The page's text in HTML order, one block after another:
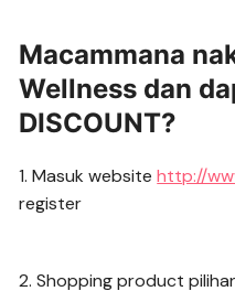
Macammana
Wellness dan
DISCOUNT?
1. Masuk websitehttp://
register
2. Shopping product